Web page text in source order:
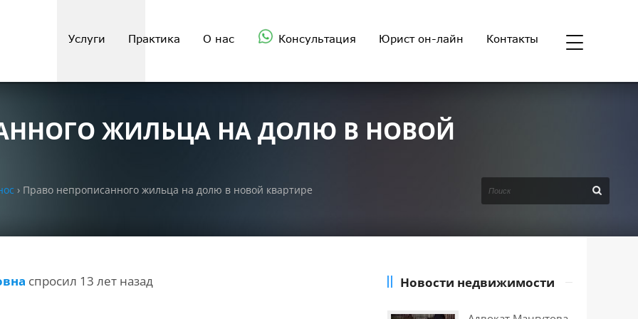
Услуги Практика О нас Консультация Юрист он-лайн Контакты
ЖИЛЬЦА НА ДОЛЮ В НОВОЙ
› Право непрописанного жильца на долю в новой квартире
спросил 13 лет назад
Новости недвижимости